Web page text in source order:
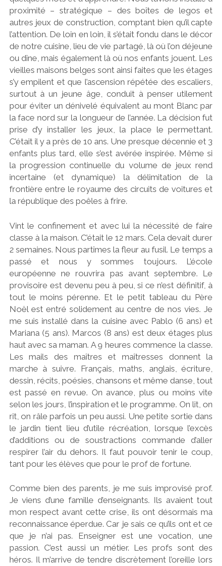
proximité – stratégique – des boîtes de legos et
autres jeux de construction, comptant bien qu’il capte
l’attention. De loin en loin, il s’était fondu dans le décor
de notre cuisine, lieu de vie partagé, là où l’on déjeune
ou dîne, mais également là où nos enfants jouent. Les
vieilles maisons belges sont ainsi faites que les étages
s’y empilent et que l’ascension répétée des escaliers,
surtout à un jeune âge, conduit à penser utilement
pour éviter un dénivelé équivalent au mont Blanc par
la face nord sur la longueur de l’année. La décision fut
prise d’y installer les jeux, la place le permettant.
C’était il y a près de 10 ans. Une presque décennie et 3
enfants plus tard, elle s’est avérée inspirée. Même si
la progression continuelle du volume de jeux rend
incertaine (et dynamique) la délimitation de la
frontière entre le royaume des circuits de voitures et
la république des poêles à frire.
Vint le confinement et avec lui la nécessité de faire
classe à la maison. C’était le 12 mars. Cela devait durer
2 semaines. Nous partîmes la fleur au fusil. Le temps a
passé et nous y sommes toujours. L’école
européenne ne rouvrira pas avant septembre. Le
provisoire est devenu peu à peu, si ce n’est définitif, à
tout le moins pérenne. Et le petit tableau du Père
Noël est entré solidement au centre de nos vies. Je
me suis installé dans la cuisine avec Pablo (6 ans) et
Mariana (5 ans). Marcos (8 ans) est deux étages plus
haut avec sa maman. A 9 heures commence la classe.
Les mails des maîtres et maîtresses donnent la
marche à suivre. Français, maths, anglais, écriture,
dessin, récits, poésies, chansons et même danse, tout
est passé en revue. On avance, plus ou moins vite
selon les jours, l’inspiration et le programme. On lit, on
rit, on râle parfois un peu aussi. Une petite sortie dans
le jardin tient lieu d’utile récréation, lorsque l’excès
d’additions ou de soustractions commande d’aller
respirer l’air du dehors. Il faut pouvoir tenir le coup,
tant pour les élèves que pour le prof de fortune.
Comme bien des parents, je me suis improvisé prof.
Je viens d’une famille d’enseignants. Ils avaient tout
mon respect avant cette crise, ils ont désormais ma
reconnaissance éperdue. Car je sais ce qu’ils ont et ce
que je n’ai pas. Enseigner est une vocation, une
passion. C’est aussi un métier. Les profs sont des
héros. Il m’arrive de tendre discrètement l’oreille lors